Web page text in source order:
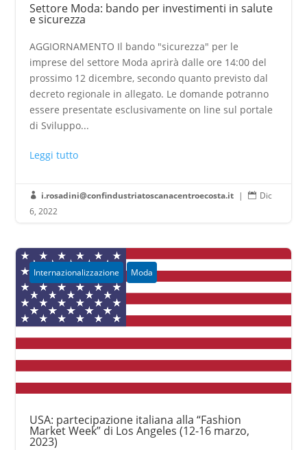
Settore Moda: bando per investimenti in salute
e sicurezza
AGGIORNAMENTO Il bando "sicurezza" per le
imprese del settore Moda aprirà dalle ore 14:00 del
prossimo 12 dicembre, secondo quanto previsto dal
decreto regionale in allegato. Le domande potranno
essere presentate esclusivamente on line sul portale
di Sviluppo...
Leggi tutto
 i.rosadini@confindustriatoscanacentroecosta.it |  Dic
6, 2022
Internazionalizzazione Moda
USA: partecipazione italiana alla “Fashion
Market Week” di Los Angeles (12-16 marzo,
2023)